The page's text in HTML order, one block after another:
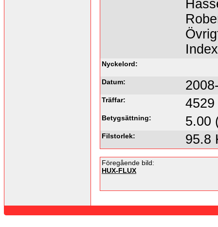
Nyckelord:
Datum:
Träffar: 4529
Betygsättning: 5.00
Filstorlek: 95.8
Föregående bild:
HUX-FLUX